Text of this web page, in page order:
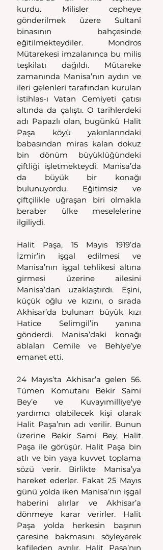
kurdu. Milisler cepheye
gönderilmek üzere Sultanî
binasının bahçesinde
eğitilmekteydiler. Mondros
Mütarekesi imzalanınca bu milis
teşkilatı dağıldı. Mütareke
zamanında Manisa’nın aydın ve
ileri gelenleri tarafından kurulan
İstihlas-ı Vatan Cemiyeti çatısı
altında da çalıştı. O tarihlerdeki
adı Papazlı olan, bugünkü Halit
Paşa köyü yakınlarındaki
babasından miras kalan dokuz
bin dönüm büyüklüğündeki
çiftliği işletmekteydi. Manisa’da
da büyük bir konağı
bulunuyordu. Eğitimsiz ve
çiftçilikle uğraşan biri olmakla
beraber ülke meselelerine
ilgiliydi.
Halit Paşa, 15 Mayıs 1919’da
İzmir’in işgal edilmesi ve
Manisa’nın işgal tehlikesi altına
girmesi üzerine ailesini
Manisa’dan uzaklaştırdı. Eşini,
küçük oğlu ve kızını, o sırada
Akhisar’da bulunan büyük kızı
Hatice Selimgil’in yanına
gönderdi. Manisa’daki konağı
ablaları Cemile ve Behiye’ye
emanet etti.
24 Mayıs’ta Akhisar’a gelen 56.
Tümen Komutanı Bekir Sami
Bey’e ve Kuvayımilliye'ye
yardımcı olabilecek kişi olarak
Halit Paşa’nın adı verilir. Bunun
üzerine Bekir Sami Bey, Halit
Paşa ile görüşür. Halit Paşa bin
atlı ve bin yaya kuvvet toplama
sözü verir. Birlikte Manisa’ya
hareket ederler. Fakat 25 Mayıs
günü yolda iken Manisa’nın işgal
haberini alırlar ve Akhisar’a
dönmeye karar verirler. Halit
Paşa yolda herkesin başının
çaresine bakmasını söyleyerek
kafileden ayrılır. Halit Paşa’nın